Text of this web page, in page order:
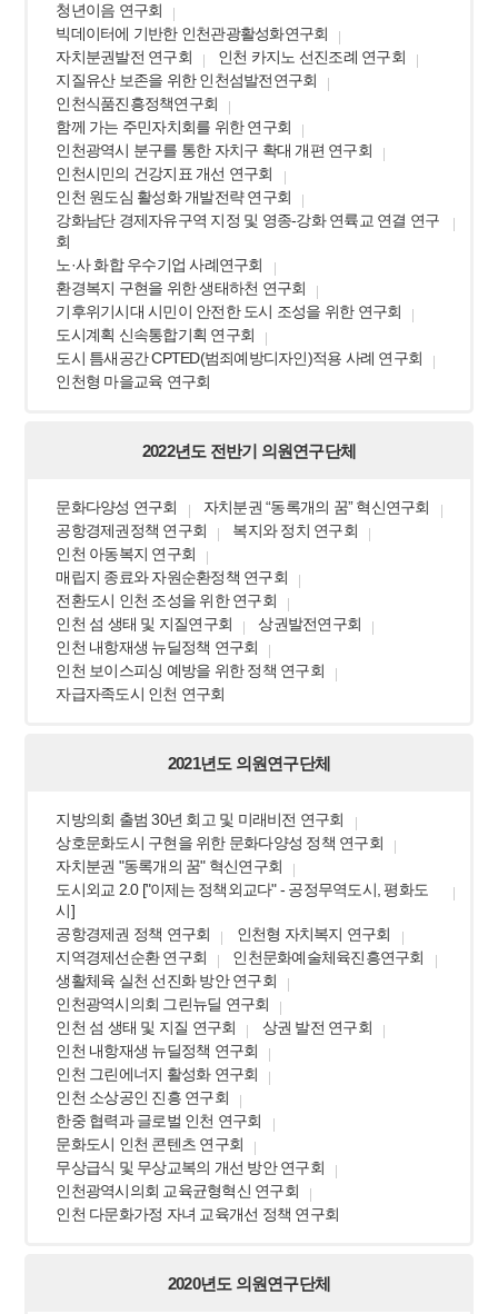
청년이음 연구회
빅데이터에 기반한 인천관광활성화연구회
자치분권발전 연구회
인천 카지노 선진조례 연구회
지질유산 보존을 위한 인천섬발전연구회
인천식품진흥정책연구회
함께 가는 주민자치회를 위한 연구회
인천광역시 분구를 통한 자치구 확대 개편 연구회
인천시민의 건강지표 개선 연구회
인천 원도심 활성화 개발전략 연구회
강화남단 경제자유구역 지정 및 영종-강화 연륙교 연결 연구
회
노·사 화합 우수기업 사례연구회
환경복지 구현을 위한 생태하천 연구회
기후위기시대 시민이 안전한 도시 조성을 위한 연구회
도시계획 신속통합기획 연구회
도시 틈새공간 CPTED(범죄예방디자인)적용 사례 연구회
인천형 마을교육 연구회
2022년도 전반기 의원연구단체
문화다양성 연구회
자치분권 “동록개의 꿈” 혁신연구회
공항경제권정책 연구회
복지와 정치 연구회
인천 아동복지 연구회
매립지 종료와 자원순환정책 연구회
전환도시 인천 조성을 위한 연구회
인천 섬 생태 및 지질연구회
상권발전연구회
인천 내항재생 뉴딜정책 연구회
인천 보이스피싱 예방을 위한 정책 연구회
자급자족도시 인천 연구회
2021년도 의원연구단체
지방의회 출범 30년 회고 및 미래비전 연구회
상호문화도시 구현을 위한 문화다양성 정책 연구회
자치분권 "동록개의 꿈" 혁신연구회
도시외교 2.0 ["이제는 정책외교다" - 공정무역도시, 평화도
시]
공항경제권 정책 연구회
인천형 자치복지 연구회
지역경제선순환 연구회
인천문화예술체육진흥연구회
생활체육 실천 선진화 방안 연구회
인천광역시의회 그린뉴딜 연구회
인천 섬 생태 및 지질 연구회
상권 발전 연구회
인천 내항재생 뉴딜정책 연구회
인천 그린에너지 활성화 연구회
인천 소상공인 진흥 연구회
한중 협력과 글로벌 인천 연구회
문화도시 인천 콘텐츠 연구회
무상급식 및 무상교복의 개선 방안 연구회
인천광역시의회 교육균형혁신 연구회
인천 다문화가정 자녀 교육개선 정책 연구회
2020년도 의원연구단체